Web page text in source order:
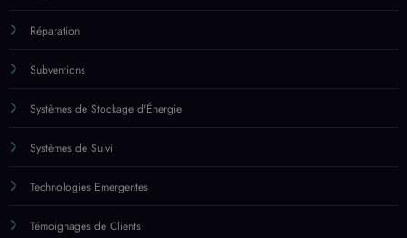
Technologies Emergentes
Témoignages de Clients
Catégories
Accessoires de Montage
Calcul des Coûts
Cas Commerciaux
Cas Résidentiels